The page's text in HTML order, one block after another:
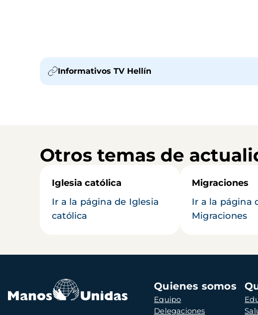
Informativos TV Hellín
Otros temas de
Iglesia católica
Ir a la página de Iglesia
católica
Migraciones
Ir a la página
Migraciones
Navegación
principal
Quienes somos
Equipo
Delegaciones